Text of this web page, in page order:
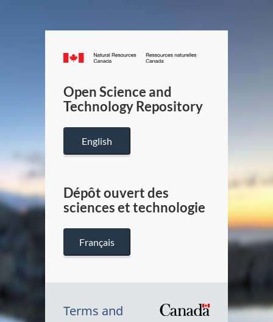
Canada.ca
/
Canada
Open Science and
Technology Repository
English
Dépôt ouvert des
sciences et technologie
Français
Terms and